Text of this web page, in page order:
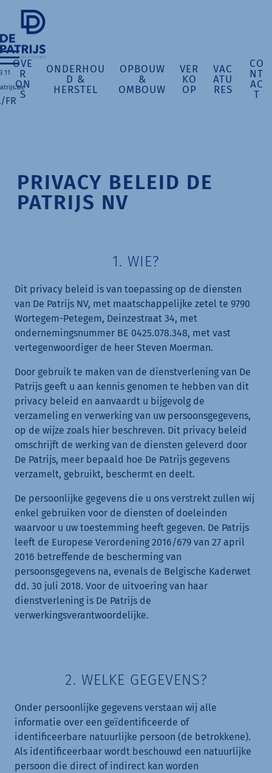
OVE
R
ON
S
ONDERHOU
D &
HERSTEL
OPBOUW
&
OMBOUW
VER
KO
OP
VAC
ATU
RES
CO
NT
AC
T
11
/FR
PRIVACY BELEID DE
PATRIJS NV
1. WIE?
Dit privacy beleid is van toepassing op de diensten
van De Patrijs NV, met maatschappelijke zetel te 9790
Wortegem-Petegem, Deinzestraat 34, met
ondernemingsnummer BE 0425.078.348, met vast
vertegenwoordiger de heer Steven Moerman.
Door gebruik te maken van de dienstverlening van De
Patrijs geeft u aan kennis genomen te hebben van dit
privacy beleid en aanvaardt u bijgevolg de
verzameling en verwerking van uw persoonsgegevens,
op de wijze zoals hier beschreven. Dit privacy beleid
omschrijft de werking van de diensten geleverd door
De Patrijs, meer bepaald hoe De Patrijs gegevens
verzamelt, gebruikt, beschermt en deelt.
De persoonlijke gegevens die u ons verstrekt zullen wij
enkel gebruiken voor de diensten of doeleinden
waarvoor u uw toestemming heeft gegeven. De Patrijs
leeft de Europese Verordening 2016/679 van 27 april
2016 betreffende de bescherming van
persoonsgegevens na, evenals de Belgische Kaderwet
dd. 30 juli 2018. Voor de uitvoering van haar
dienstverlening is De Patrijs de
verwerkingsverantwoordelijke.
2. WELKE GEGEVENS?
Onder persoonlijke gegevens verstaan wij alle
informatie over een geïdentificeerde of
identificeerbare natuurlijke persoon (de betrokkene).
Als identificeerbaar wordt beschouwd een natuurlijke
persoon die direct of indirect kan worden